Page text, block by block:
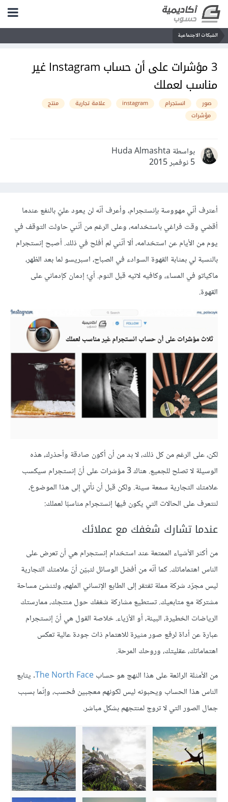
الشبكات الاجتماعية
3 مؤشرات على أن حساب Instagram غير
مناسب لعملك
صور انستجرام instagram علامة تجارية
منتج
مؤشرات
بواسطة Huda Almashta
5 نوفمبر 2015
أعترف أنّي مهووسة بإنستجرام، وأعرف أنّه لن يعود عليّ بالنفع عندما
أقضي وقت فراغي باستخدامه، وعلى الرغم من أنّني حاولت التوقف في
يوم من الأيام عن استخدامه، ألا أنّني لم أفلح في ذلك. أصبح إنستجرام
بالنسبة لي بمثابة القهوة السوادء في الصباح، اسبريسو لما بعد الظهر،
ماكياتو في المساء، وكافيه لاتيه قبل النوم. أي؛ إدمان كإدماني على
القهوة.
لكن، على الرغم من كل ذلك، لا بد من أن أكون صادقة وأحذرك، هذه
الوسيلة لا تصلح للجميع. هناك 3 مؤشرات على أنّ إنستجرام سيكسب
علامتك التجارية سمعة سيئة. ولكن قبل أن نأتي إلى هذا الموضوع،
لنتعرف على الحالات التي يكون فيها إنستجرام مناسبًا لعملك:
عندما تشارك شغفك مع عملائك
من أكثر الأشياء الممتعة عند استخدام إنستجرام هي أن تعرض على
الناس اهتماماتك. كما أنّه من أفضل الوسائل لتبيّن أنّ علامتك التجارية
ليس مجرّد شركة مملة تفتقر إلى الطابع الإنساني الملهم، ولتنشئ مساحة
مشتركة مع متابعيك. تستطيع مشاركة شغفك حول منتجك، ممارستك
الرياضات الخطيرة، البيئة، أو الأزياء. خلاصة القول هي أنّ إنستجرام
عبارة عن أداة لرفع صور مثيرة للاهتمام ذات جودة عالية تعكس
اهتماماتك، عقليتك، وروحك المرحة.
من الأمثلة الرائعة على هذا النهج هو حسابThe North Face. يتابع
الناس هذا الحساب ويحبونه ليس لكونهم معجبين فحسب، وإنّما بسبب
جمال الصور التي لا تروج لمنتجهم بشكل مباشر.